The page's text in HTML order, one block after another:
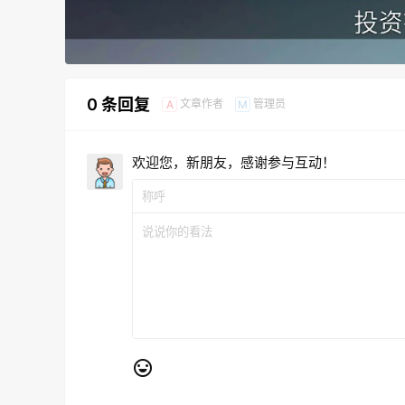
0 条回复 A 文章作者 M 管理员
欢迎您，新朋友，感谢参与互动！